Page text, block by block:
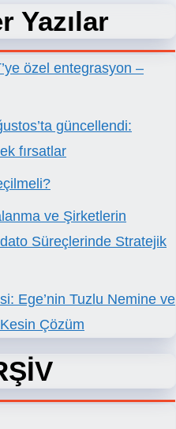
Yazılar
özel entegrasyon –
güncellendi:
fırsatlar
ve Şirketlerin
Süreçlerinde Stratejik
Ege’nin Tuzlu Nemine ve
Çözüm